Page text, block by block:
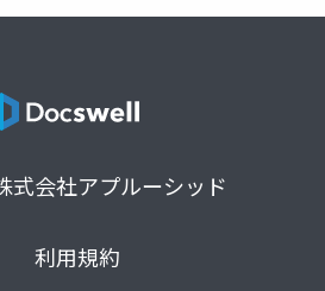
式会社アプルーシッド
利用規約